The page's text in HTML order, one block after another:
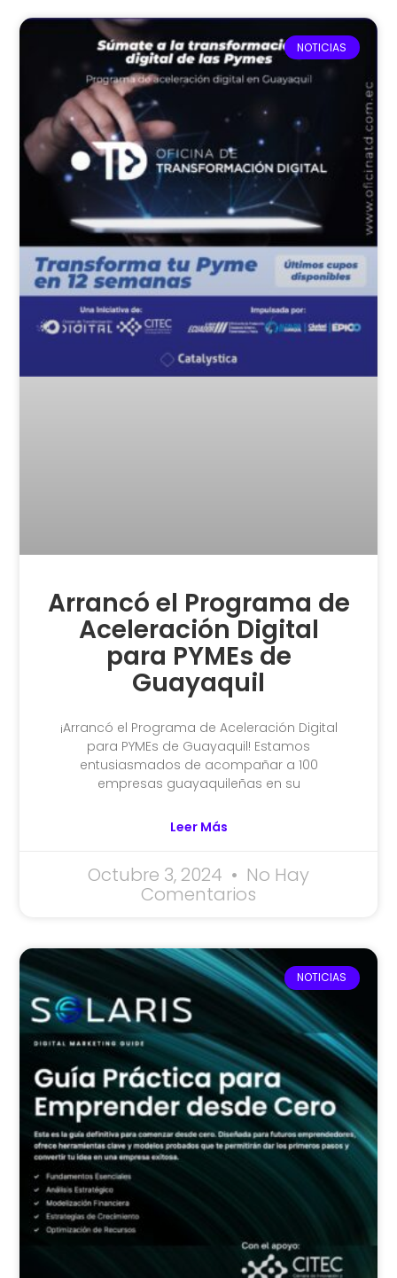
NOTICIAS
Arrancó el Programa de
Aceleración Digital
para PYMEs de
Guayaquil
¡Arrancó el Programa de Aceleración Digital
para PYMEs de Guayaquil! Estamos
entusiasmados de acompañar a 100
empresas guayaquileñas en su
Leer Más
Octubre 3, 2024 No Hay
Comentarios
NOTICIAS